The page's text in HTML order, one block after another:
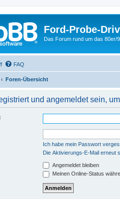
Ford-Probe-
Das Forum rund um das 80er/
FAQ
Foren-Übersicht
und angemeldet sein,
Ich habe mein Passwort
Die Aktivierungs-E-Mail erneut
Angemeldet bleiben
Meinen Online-Status